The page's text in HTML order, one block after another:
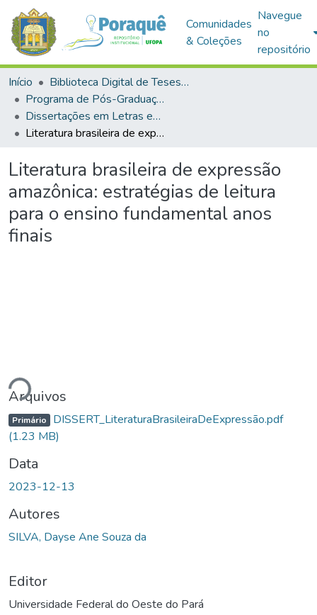
Comunidades
& Coleções
Navegue
no
repositório
Início
Biblioteca Digital de Teses e Dissertações (BDTD)
Programa de Pós-Graduação em Mestrado Profissional em Letras em Rede Nacional (PROFLETRAS)
Dissertações em Letras em Rede Nacional (Mestrado Profissional)
Literatura brasileira de expressão amazônica: estratégias de leitura para o ensino fundamental anos finais
Literatura brasileira de expressão
amazônica: estratégias de leitura
para o ensino fundamental anos
finais
Arquivos
Primário DISSERT_LiteraturaBrasileiraDeExpressão.pdf
(1.23 MB)
Data
2023-12-13
Autores
SILVA, Dayse Ane Souza da
Editor
Universidade Federal do Oeste do Pará